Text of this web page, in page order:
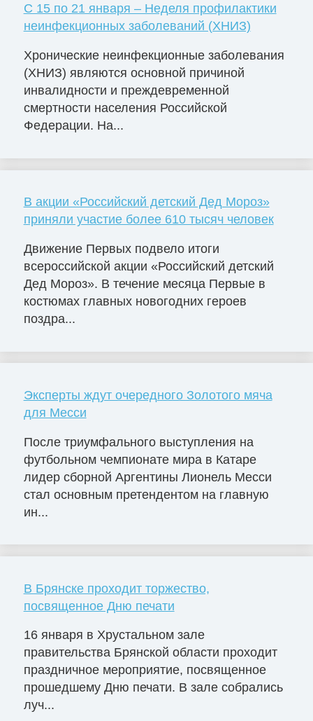
С 15 по 21 января – Неделя профилактики
неинфекционных заболеваний (ХНИЗ)
Хронические неинфекционные заболевания
(ХНИЗ) являются основной причиной
инвалидности и преждевременной
смертности населения Российской
Федерации. На...
В акции «Российский детский Дед Мороз»
приняли участие более 610 тысяч человек
Движение Первых подвело итоги
всероссийской акции «Российский детский
Дед Мороз». В течение месяца Первые в
костюмах главных новогодних героев
поздра...
Эксперты ждут очередного Золотого мяча
для Месси
После триумфального выступления на
футбольном чемпионате мира в Катаре
лидер сборной Аргентины Лионель Месси
стал основным претендентом на главную
ин...
В Брянске проходит торжество,
посвященное Дню печати
16 января в Хрустальном зале
правительства Брянской области проходит
праздничное мероприятие, посвященное
прошедшему Дню печати. В зале собрались
луч...